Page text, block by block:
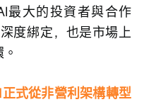
最大的投資者與合作
度綁定，也是市場上
式從非營利架構轉型